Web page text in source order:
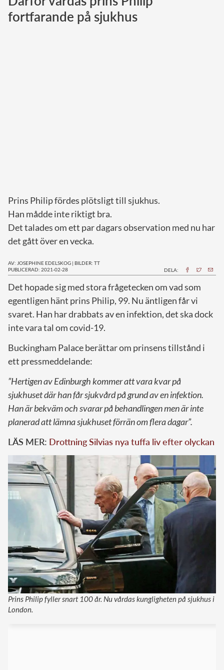
Norska kungahuset
fortfarande på sjukhus
Prins Philip fördes plötsligt till sjukhus.
Han mådde inte riktigt bra.
Det talades om ett par dagars observation med nu har
det gått över en vecka.
AV: JOSEPHINE EDELSKOG | BILDER: TT
PUBLICERAD: 2021-02-28
DELA:
Det hopade sig med stora frågetecken om vad som
egentligen hänt prins Philip, 99. Nu äntligen får vi
svaret. Han har drabbats av en infektion, det ska dock
inte vara tal om covid-19.
Buckingham Palace berättar om prinsens tillstånd i
ett pressmeddelande:
”Hertigen av Edinburgh kommer att vara kvar på
sjukhuset där han får sjukvård på grund av en infektion.
Han är bekväm och svarar på behandlingen men är inte
planerad att lämna sjukhuset förrän om flera dagar”.
LÄS MER: Drottning Silvias nya tuffa liv efter olyckan
Prins Philip fyller snart 100 år. Nu vårdas kungligheten på sjukhus i
London.